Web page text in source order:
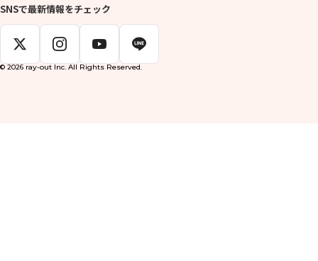
SNSで最新情報をチェック
© 2026 ray-out Inc. All Rights Reserved.